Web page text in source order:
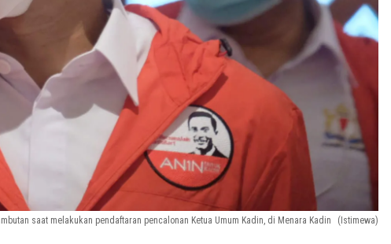
saat melakukan pendaftaran pencalonan Ketua Umum Kadin, di Menara Kadin
(Istimewa)